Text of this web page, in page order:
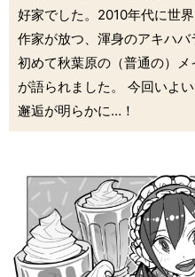
好家でした。2010年代に世
作家が放つ、渾身のアキハバ
初めて秋葉原の（普通の）
が語られました。 今回いよ
邂逅が明らかに…！